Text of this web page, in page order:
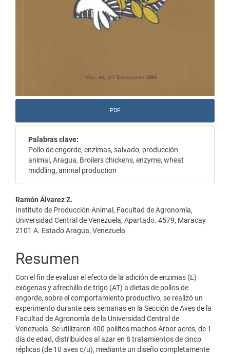
PDF
Palabras clave:
Pollo de engorde, enzimas, salvado, producción
animal, Aragua, Broilers chickens, enzyme, wheat
middling, animal production
Contenido
principal
del
artículo
Ramón Álvarez Z.
Instituto de Producción Animal, Facultad de Agronomía,
Universidad Central de Venezuela, Apartado. 4579, Maracay
2101 A. Estado Aragua, Venezuela
Resumen
Con el fin de evaluar el efecto de la adición de enzimas (E)
exógenas y afrechillo de trigo (AT) a dietas de pollos de
engorde, sobre el comportamiento productivo, se realizó un
experimento durante seis semanas en la Sección de Aves de la
Facultad de Agronomía de la Universidad Central de
Venezuela. Se utilizaron 400 pollitos machos Arbor acres, de 1
día de edad, distribuidos al azar en 8 tratamientos de cinco
réplicas (de 10 aves c/u), mediante un diseño completamente